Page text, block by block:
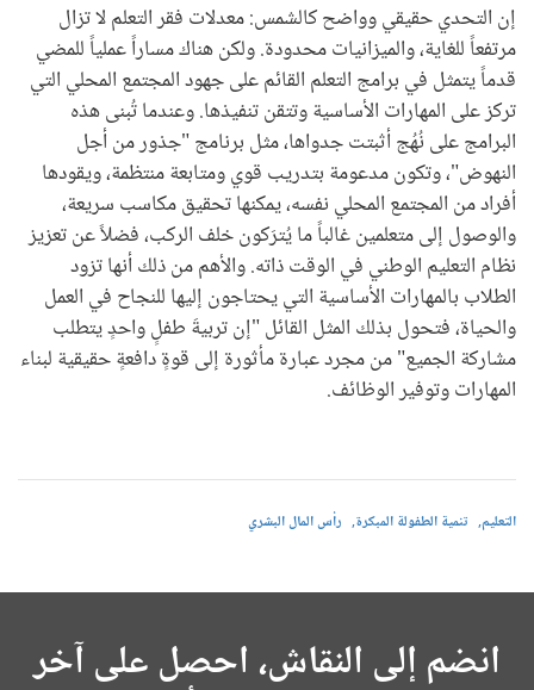
إن التحدي حقيقي وواضح كالشمس: معدلات فقر التعلم لا تزال
مرتفعاً للغاية، والميزانيات محدودة. ولكن هناك مساراً عملياً للمضي
قدماً يتمثل في برامج التعلم القائم على جهود المجتمع المحلي التي
تركز على المهارات الأساسية وتتقن تنفيذها. وعندما تُبنى هذه
البرامج على نُهُج أثبتت جدواها، مثل برنامج "جذور من أجل
النهوض"، وتكون مدعومة بتدريب قوي ومتابعة منتظمة، ويقودها
أفراد من المجتمع المحلي نفسه، يمكنها تحقيق مكاسب سريعة،
والوصول إلى متعلمين غالباً ما يُترَكون خلف الركب، فضلاً عن تعزيز
نظام التعليم الوطني في الوقت ذاته. والأهم من ذلك أنها تزود
الطلاب بالمهارات الأساسية التي يحتاجون إليها للنجاح في العمل
والحياة، فتحول بذلك المثل القائل "إن تربيةَ طفلٍ واحدٍ يتطلب
مشاركة الجميع" من مجرد عبارة مأثورة إلى قوةٍ دافعةٍ حقيقية لبناء
المهارات وتوفير الوظائف.
التعليم تنمية الطفولة المبكرة رأس المال البشري
انضم إلى النقاش، احصل على آخر